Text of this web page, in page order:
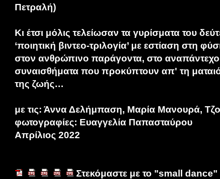
Πετραλή)
Κι έτσι μόλις τελείωσαν τα γυρίσματα του
‘ποιητική βιντεο-τριλογία’ με εστίαση στη
στον ανθρώπινο παράγοντα, στο αναπάντεχο
συναισθήματα που προκύπτουν απ' τη
της ζωής…
με τις: Άννα Δελήμπαση, Μαρία Μανουρά,
φωτογραφίες: Ευαγγελία Παπασταύρου
Απρίλιος 2022
Στεκόμαστε με το "small dance"